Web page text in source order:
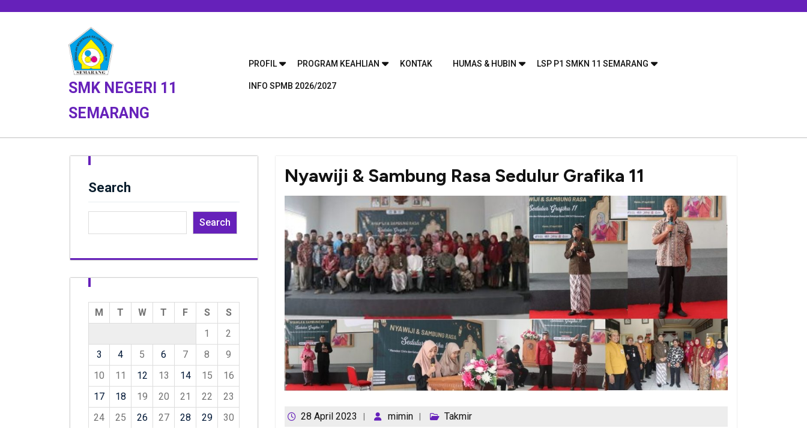
SMK NEGERI 11
SEMARANG
PROFIL PROGRAM KEAHLIAN KONTAK HUMAS & HUBIN LSP P1 SMKN 11 SEMARANG
INFO SPMB 2026/2027
Nyawiji & Sambung Rasa Sedulur Grafika 11
28 April 2023 mimin Takmir
Search
Search
M T W T F S
S
1
2
3
4 5 6 7 8
9
10
11 12 13 14 15
16
17
18 19 20 21 22
23
24
25 26 27 28 29 30